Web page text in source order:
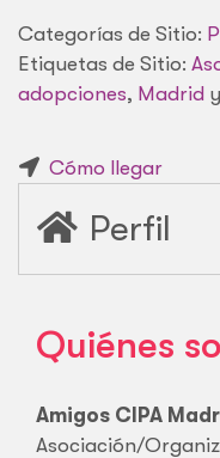
Categorías de Sitio:
Etiquetas de Sitio:
adopciones, Madrid y
Cómo llegar
Perfil
Quiénes
Amigos CIPA
Asociación/